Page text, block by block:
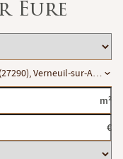
Eure
Verneuil-sur-Avre
m²
€